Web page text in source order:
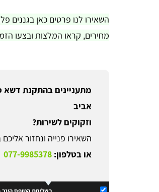
השאירו לנו פרטים כאן בגננים
מחירים, קראו המלצות ובצעו
מתעניינים בהתקנת דשא
אביב
וזקוקים לשירות?
השאירו פנייה ונחזור
או בטלפון:077-9985378